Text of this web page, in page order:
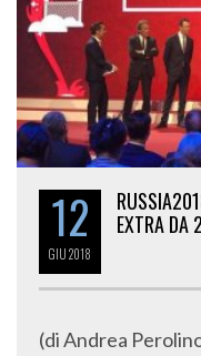
12
GIU2018
EXTRA DA
(di Andrea